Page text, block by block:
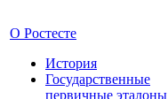
О Ростесте
История
Государственные
первичные эталоны